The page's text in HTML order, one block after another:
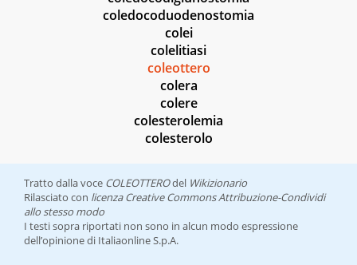
coledocoduodenostomia
colei
colelitiasi
coleottero
colera
colere
colesterolemia
colesterolo
Tratto dalla voce COLEOTTEROdel Wikizionario
Rilasciato con licenza Creative Commons Attribuzione-Condividi
allo stesso modo
I testi sopra riportati non sono in alcun modo espressione
dell’opinione di Italiaonline S.p.A.